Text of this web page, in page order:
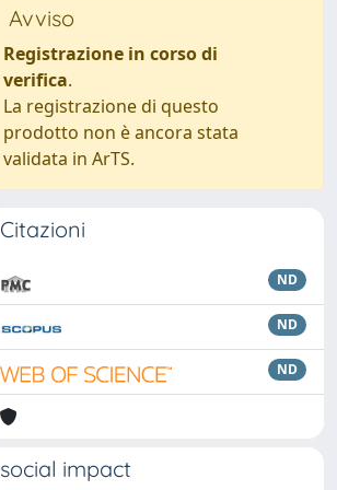
Avviso
Registrazione in corso di
verifica.
La registrazione di questo
prodotto non è ancora stata
validata in ArTS.
Citazioni
ND
ND
ND
social impact